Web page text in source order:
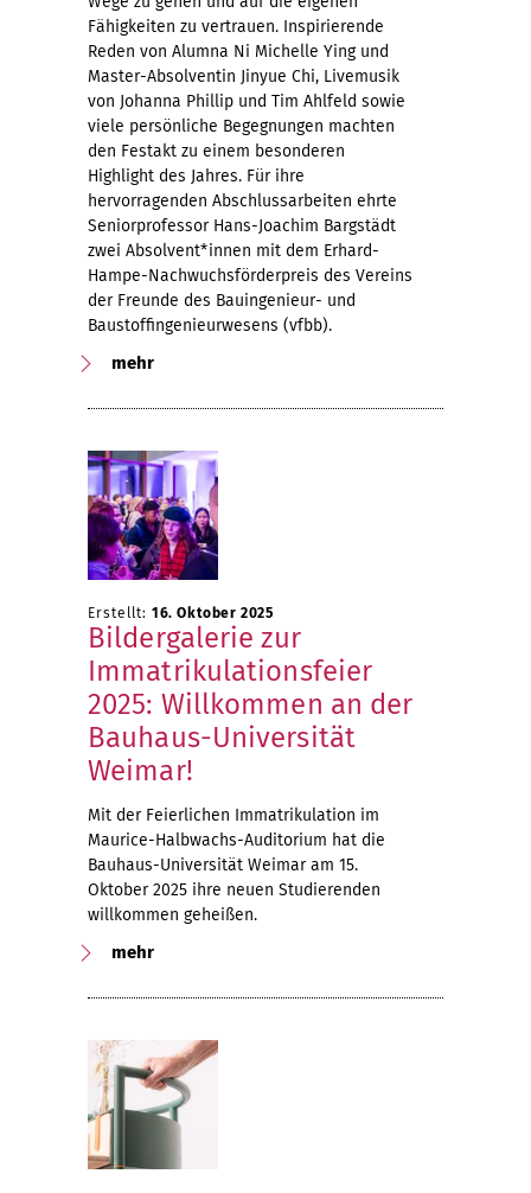
Fähigkeiten zu vertrauen. Inspirierende
Reden von Alumna Ni Michelle Ying und
Master-Absolventin Jinyue Chi, Livemusik
von Johanna Phillip und Tim Ahlfeld sowie
viele persönliche Begegnungen machten
den Festakt zu einem besonderen
Highlight des Jahres. Für ihre
hervorragenden Abschlussarbeiten ehrte
Seniorprofessor Hans-Joachim Bargstädt
zwei Absolvent*innen mit dem Erhard-
Hampe-Nachwuchsförderpreis des Vereins
der Freunde des Bauingenieur- und
Baustoffingenieurwesens (vfbb).
mehr
Erstellt: 16. Oktober 2025
Bildergalerie zur
Immatrikulationsfeier
2025: Willkommen an der
Bauhaus-Universität
Weimar!
Mit der Feierlichen Immatrikulation im
Maurice-Halbwachs-Auditorium hat die
Bauhaus-Universität Weimar am 15.
Oktober 2025 ihre neuen Studierenden
willkommen geheißen.
mehr